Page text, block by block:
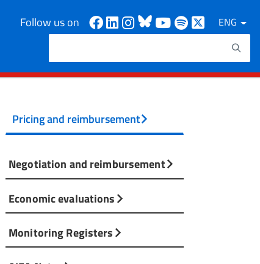
Follow us on Facebook
Linkedin
Instagram
Bluesky
Youtube
Spotify
ENGSearch
Pricing and reimbursement
Negotiation and reimbursement
Economic evaluations
Monitoring Registers